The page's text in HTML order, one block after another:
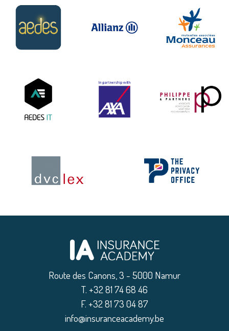
Route des Canons, 3 - 5000 Namur
|
T. +32 81 74 68 46
|
F. +32 81 73 04 87
|
info@insuranceacademy.be